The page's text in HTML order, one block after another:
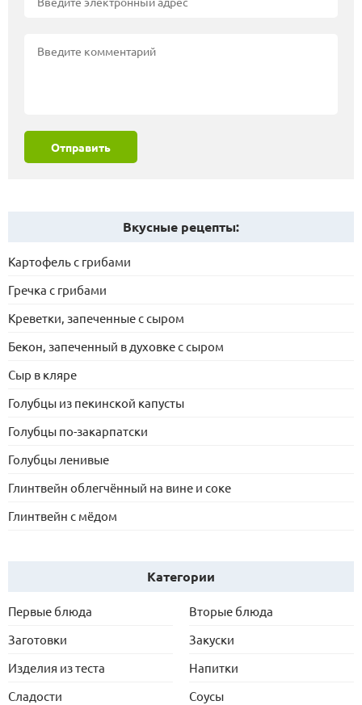
Отправить
Вкусные рецепты:
Картофель с грибами
Гречка с грибами
Креветки, запеченные с сыром
Бекон, запеченный в духовке с сыром
Сыр в кляре
Голубцы из пекинской капусты
Голубцы по-закарпатски
Голубцы ленивые
Глинтвейн облегчённый на вине и соке
Глинтвейн с мёдом
Категории
Первые блюда
Вторые блюда
Заготовки
Закуски
Изделия из теста
Напитки
Сладости
Соусы